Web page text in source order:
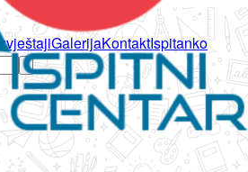
IzvještajiGalerijaKontaktIspitanko